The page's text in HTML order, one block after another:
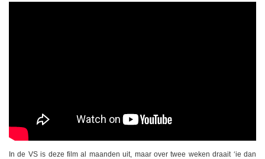
In de VS is deze film al maanden uit, maar over twee weken draait ‘ie dan